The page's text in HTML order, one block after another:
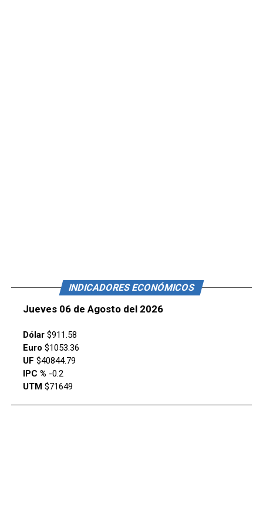
INDICADORES ECONÓMICOS
Jueves 06 de Agosto del 2026
Dólar$911.58
Euro $1053.36
UF $40844.79
IPC % -0.2
UTM$71649